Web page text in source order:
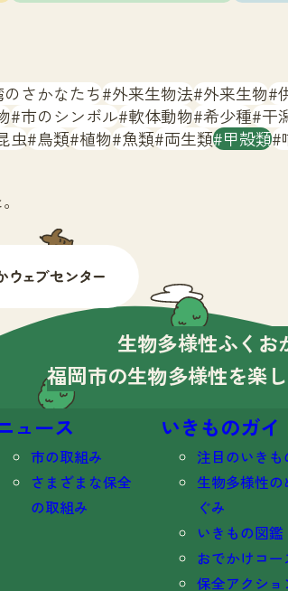
さかなたち 外来生物法 外来生物
市のシンボル 軟体動物 希少種 干
虫 鳥類 植物 魚類 両生類 甲殻類
生物多様性ふくお
福岡市の生物多様性を楽
ュース
市の取組み
さまざまな保全
の取組み
いきものガイ
注目のいきも
生物多様性の
ぐみ
いきもの図鑑
おでかけコー
保全アクショ